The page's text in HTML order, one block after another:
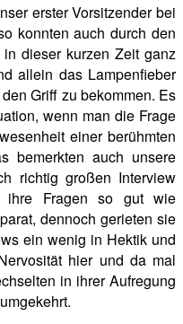
erster Vorsitzender bei
konnten auch durch den
dieser kurzen Zeit ganz
allein das Lampenfieber
Griff zu bekommen. Es
wenn man die Frage
einer berühmten
bemerkten auch unsere
richtig großen Interview
ihre Fragen so gut wie
dennoch gerieten sie
ein wenig in Hektik und
hier und da mal
in ihrer Aufregung